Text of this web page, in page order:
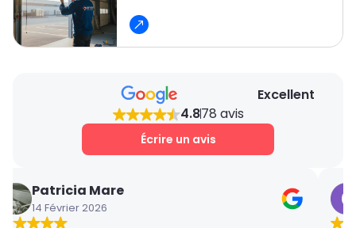
Excellent
4.878 avis
Écrire un avis
Patricia Mare
14 Février 2026